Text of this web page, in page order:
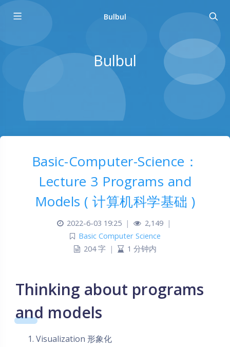
Bulbul
Bulbul
Basic-Computer-Science：
Lecture 3 Programs and
Models ( 计算机科学基础 )
2022-6-03 19:25 | 2,149 |
Basic Computer Science
204 字
| 1 分钟内
Thinking about programs
and models
Visualization 形象化